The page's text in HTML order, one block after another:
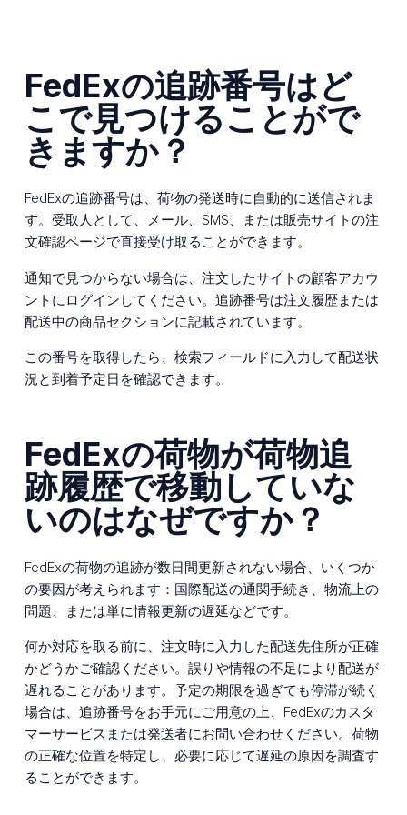
FedExの追跡番号はど
こで見つけることがで
きますか？
FedExの追跡番号は、荷物の発送時に自動的に送信されま
す。受取人として、メール、SMS、または販売サイトの注
文確認ページで直接受け取ることができます。
通知で見つからない場合は、注文したサイトの顧客アカウ
ントにログインしてください。追跡番号は注文履歴または
配送中の商品セクションに記載されています。
この番号を取得したら、検索フィールドに入力して配送状
況と到着予定日を確認できます。
FedExの荷物が荷物追
跡履歴で移動していな
いのはなぜですか？
FedExの荷物の追跡が数日間更新されない場合、いくつか
の要因が考えられます：国際配送の通関手続き、物流上の
問題、または単に情報更新の遅延などです。
何か対応を取る前に、注文時に入力した配送先住所が正確
かどうかご確認ください。誤りや情報の不足により配送が
遅れることがあります。予定の期限を過ぎても停滞が続く
場合は、追跡番号をお手元にご用意の上、FedExのカスタ
マーサービスまたは発送者にお問い合わせください。荷物
の正確な位置を特定し、必要に応じて遅延の原因を調査す
ることができます。